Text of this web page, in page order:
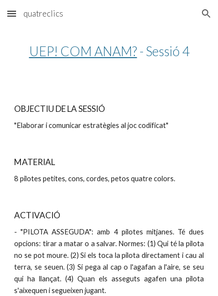
Skip to main content Skip to navigation
quatreclics
UEP! COM ANAM? - Sessió 4
OBJECTIU DE LA SESSIÓ
"Elaborar i comunicar estratègies al joc codificat"
MATERIAL
8 pilotes petites, cons, cordes, petos quatre colors.
ACTIVACIÓ
- "PILOTA ASSEGUDA": amb 4 pilotes mitjanes. Té dues
opcions: tirar a matar o a salvar. Normes: (1) Qui té la pilota
no se pot moure. (2) Si els toca la pilota directament i cau al
terra, se seuen. (3) Si pega al cap o l'agafan a l'aire, se seu
qui ha llançat. (4) Quan els asseguts agafen una pilota
s'aixequen i segueixen jugant.